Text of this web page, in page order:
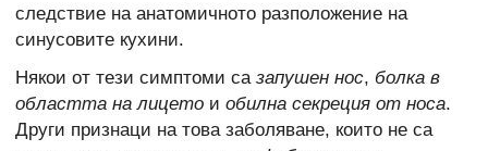
следствие на анатомичното разположение на
синусовите кухини.
Някои от тези симптоми са запушен нос, болка в
областта на лицето и обилна секреция от носа.
Други признаци на това заболяване, които не са